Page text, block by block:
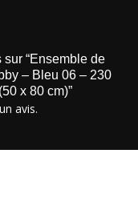
“Ensemble de
– Bleu 06 – 230
x 80 cm)”
avis.